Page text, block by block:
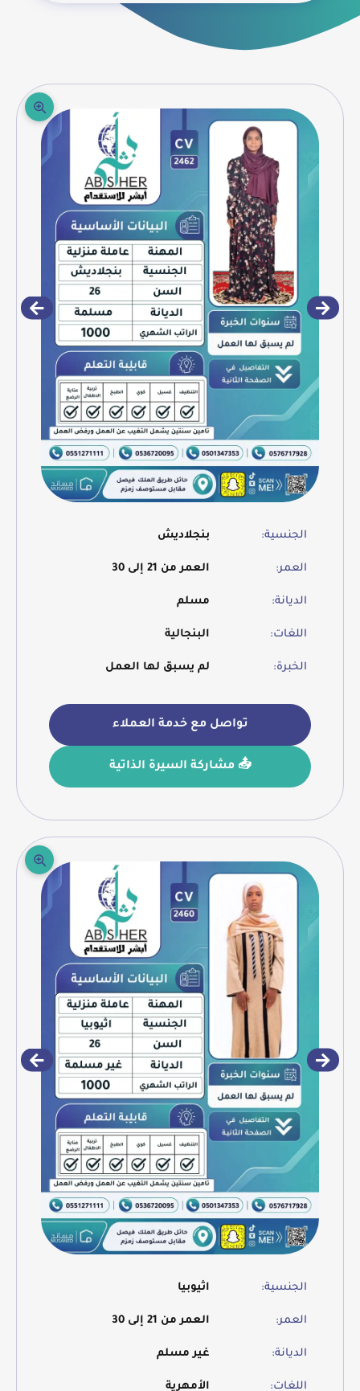
الجنسية: بنجلاديش
العمر: العمر من 21 إلى 30
الديانة: مسلم
اللغات: البنجالية
الخبرة: لم يسبق لها العمل
تواصل مع خدمة العملاء
📤 مشاركة السيرة الذاتية
الجنسية: اثيوبيا
العمر: العمر من 21 إلى 30
الديانة: غير مسلم
اللغات: الأمهرية